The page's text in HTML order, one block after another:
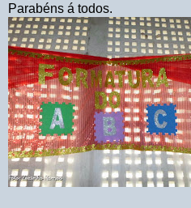
Parabéns á todos.